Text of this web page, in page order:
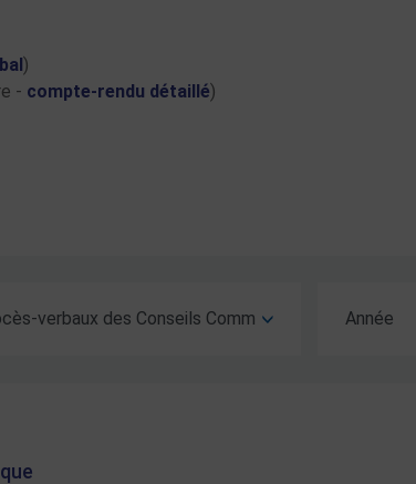
)
- compte-rendu détaillé)
d'acte
Année